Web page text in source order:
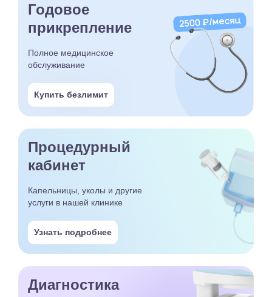
Годовое
прикрепление
Полное медицинское
обслуживание
Купить безлимит
Процедурный
кабинет
Капельницы, уколы и другие
услуги в нашей клинике
Узнать подробнее
Диагностика